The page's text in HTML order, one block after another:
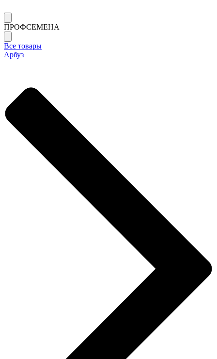
ПРОФСЕМЕНА
Все товары
Арбуз